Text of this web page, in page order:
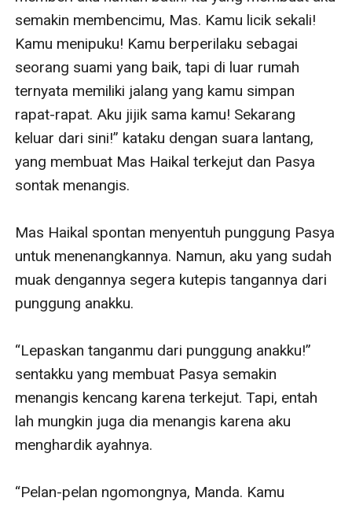
semakin membencimu, Mas. Kamu licik sekali!
Kamu menipuku! Kamu berperilaku sebagai
seorang suami yang baik, tapi di luar rumah
ternyata memiliki jalang yang kamu simpan
rapat-rapat. Aku jijik sama kamu! Sekarang
keluar dari sini!” kataku dengan suara lantang,
yang membuat Mas Haikal terkejut dan Pasya
sontak menangis.
Mas Haikal spontan menyentuh punggung Pasya
untuk menenangkannya. Namun, aku yang sudah
muak dengannya segera kutepis tangannya dari
punggung anakku.
“Lepaskan tanganmu dari punggung anakku!”
sentakku yang membuat Pasya semakin
menangis kencang karena terkejut. Tapi, entah
lah mungkin juga dia menangis karena aku
menghardik ayahnya.
“Pelan-pelan ngomongnya, Manda. Kamu